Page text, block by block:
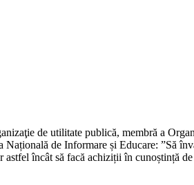
de utilitate publică, membră a
de Informare și Educare: ”Să
încât să facă achiziții în cunoștință